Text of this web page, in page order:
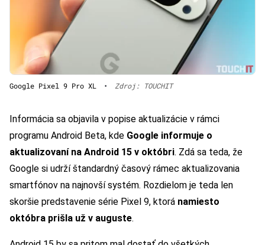
Google Pixel 9 Pro XL • Zdroj: TOUCHIT
Informácia sa objavila v popise aktualizácie v rámci
programu Android Beta, kde Google informuje o
aktualizovaní na Android 15 v októbri. Zdá sa teda, že
Google si udrží štandardný časový rámec aktualizovania
smartfónov na najnovší systém. Rozdielom je teda len
skoršie predstavenie série Pixel 9, ktorá namiesto
októbra prišla už v auguste.